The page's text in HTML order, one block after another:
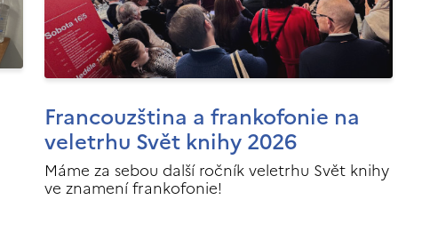
Francouzština a frankofonie na
veletrhu Svět knihy 2026
Máme za sebou další ročník veletrhu Svět knihy
ve znamení frankofonie!